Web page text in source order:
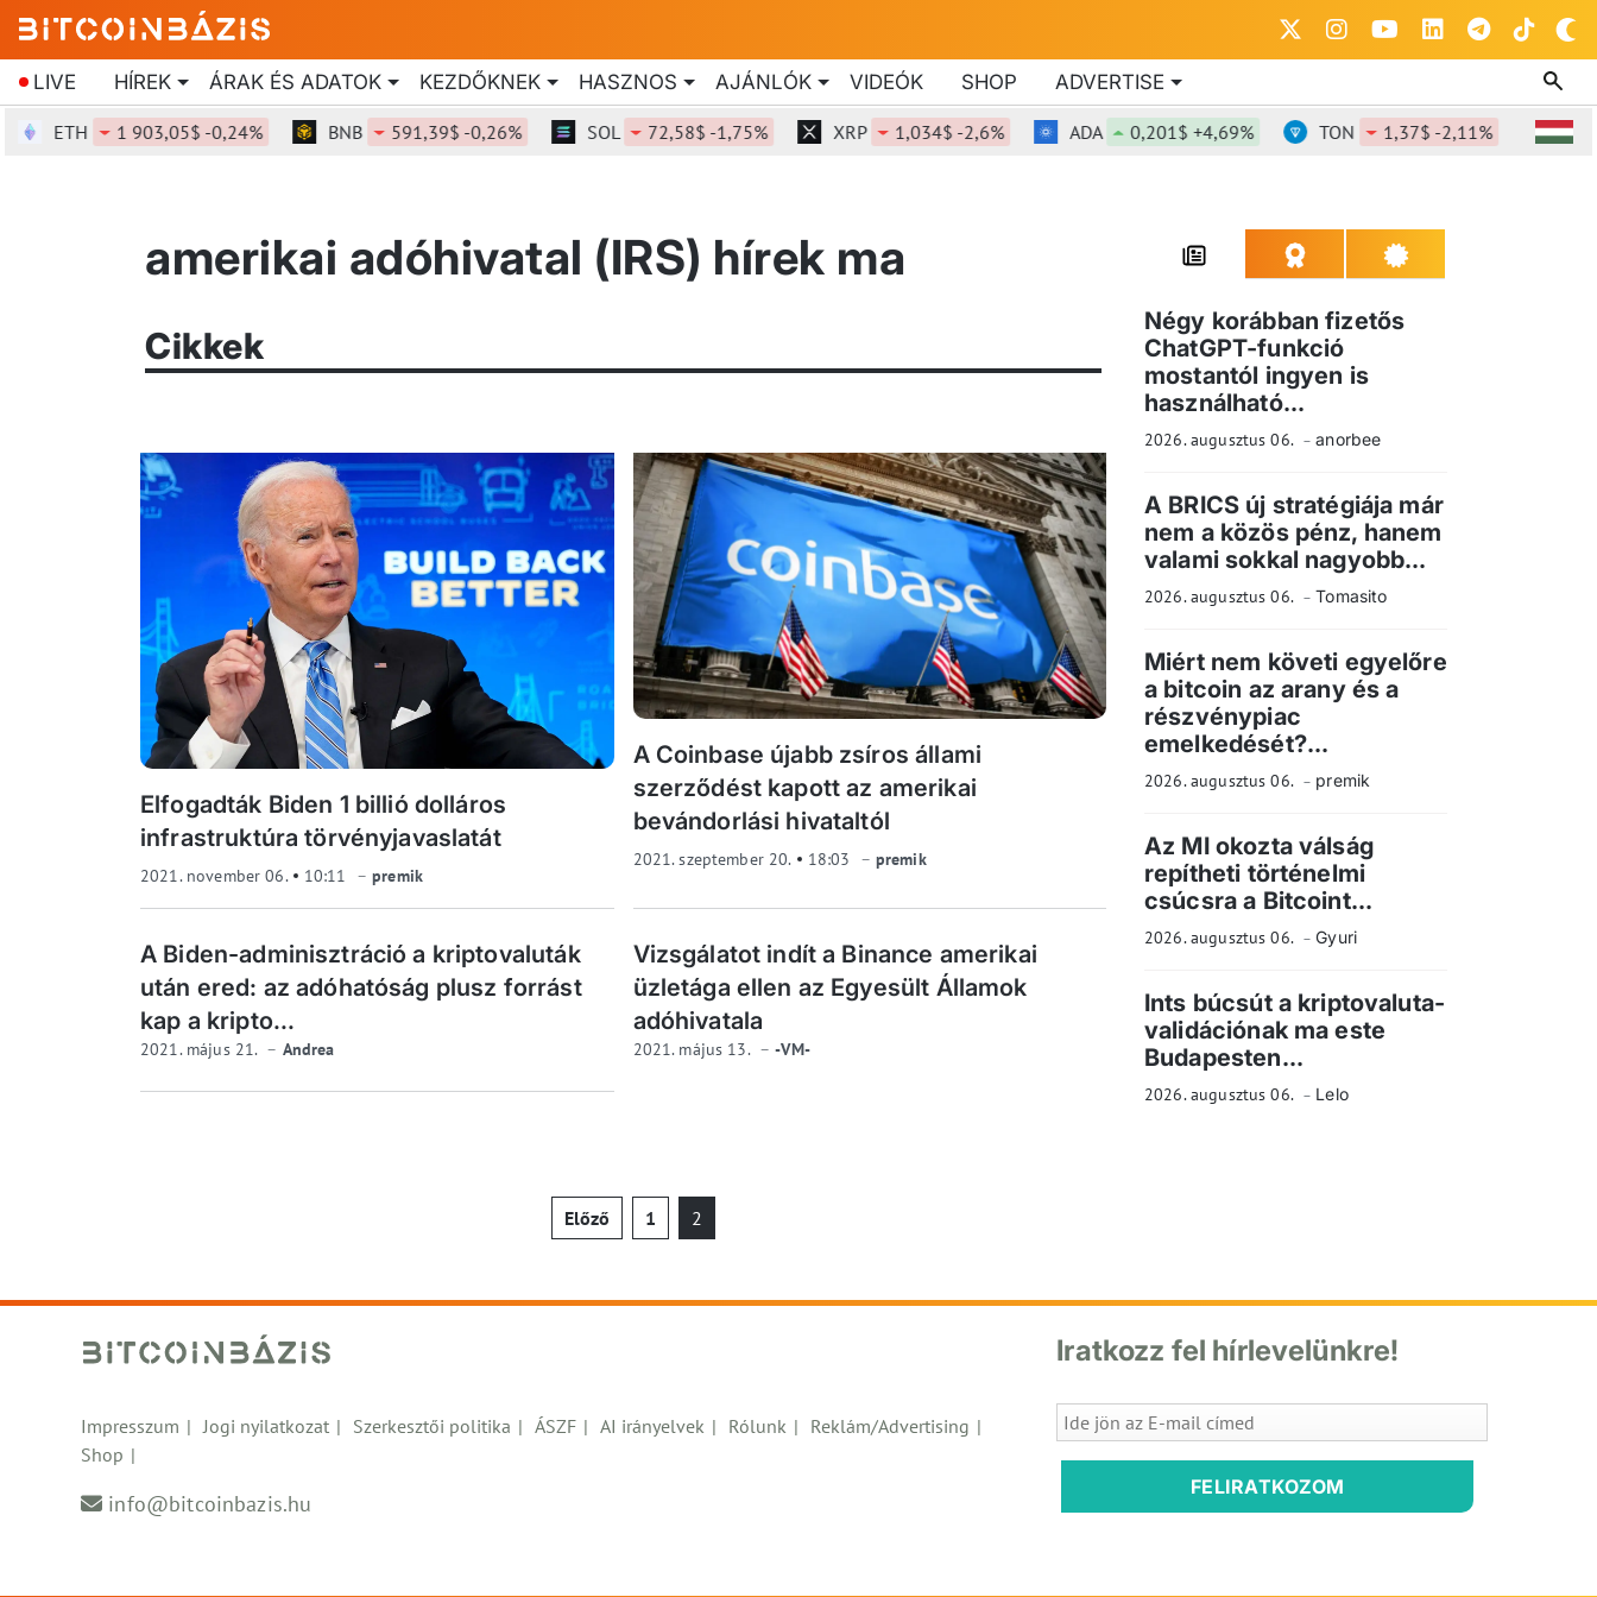
LIVE HÍREK ÁRAK ÉS ADATOK KEZDŐKNEK HASZNOS AJÁNLÓK VIDEÓK SHOP ADVERTISE
ETH 1 903,05$ -0,24% BNB 591,39$ -0,26% SOL 72,58$ -1,75% XRP 1,034$ -2,6% ADA 0,201$ +4,69% TON 1,37$ -2,11% DOT
amerikai adóhivatal (IRS) hírek ma
Cikkek
Elfogadták Biden 1 billió dolláros
infrastruktúra törvényjavaslatát
2021. november 06. 10:11 premik
A Coinbase újabb zsíros állami
szerződést kapott az amerikai
bevándorlási hivataltól
2021. szeptember 20. 18:03 premik
A Biden-adminisztráció a kriptovaluták
után ered: az adóhatóság plusz forrást
kap a kripto...
2021. május 21. Andrea
Vizsgálatot indít a Binance amerikai
üzletága ellen az Egyesült Államok
adóhivatala
2021. május 13. -VM-
Bejegyzések
Előző 1 2
Négy korábban fizetős
ChatGPT-funkció
mostantól ingyen is
használható...
2026. augusztus 06. anorbee
A BRICS új stratégiája már
nem a közös pénz, hanem
valami sokkal nagyobb...
2026. augusztus 06. Tomasito
Miért nem követi egyelőre
a bitcoin az arany és a
részvénypiac
emelkedését?...
2026. augusztus 06. premik
Az MI okozta válság
repítheti történelmi
csúcsra a Bitcoint...
2026. augusztus 06. Gyuri
Ints búcsút a kriptovaluta-
validációnak ma este
Budapesten...
2026. augusztus 06. Lelo
Impresszum Jogi nyilatkozat Szerkesztői politika ÁSZF AI irányelvek Rólunk
Reklám/Advertising
Shop
info@bitcoinbazis.hu
Iratkozz fel hírlevelünkre!
FELIRATKOZOM